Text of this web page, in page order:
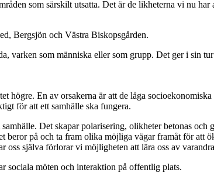
som särskilt utsatta. Det är de likheterna vi nu
Bergsjön och Västra Biskopsgården.
varken som människa eller som grupp. Det ger i sin
högre. En av orsakerna är att de låga
för att ett samhälle ska fungera.
Det skapar polarisering, olikheter betonas
på och ta fram olika möjliga vägar framåt för att
själva förlorar vi möjligheten att lära oss av
sociala möten och interaktion på offentlig plats.